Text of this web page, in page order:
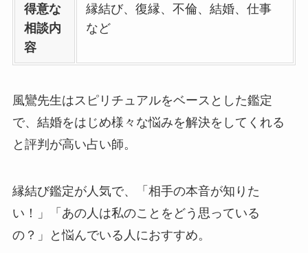
得意な
相談内
容
縁結び、復縁、不倫、結婚、仕事
など
風鸞先生はスピリチュアルをベースとした鑑定
で、結婚をはじめ様々な悩みを解決をしてくれる
と評判が高い占い師。
縁結び鑑定が人気で、「相手の本音が知りた
い！」「あの人は私のことをどう思っている
の？」と悩んでいる人におすすめ。